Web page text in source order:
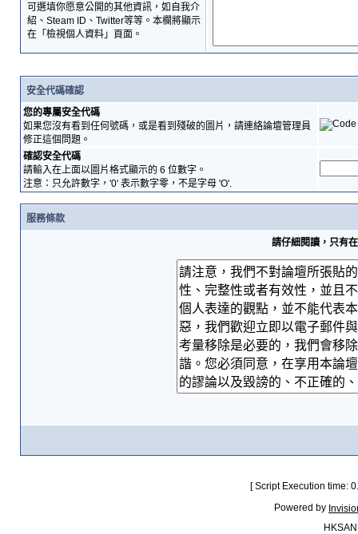
可選填你愿意公開的其他資訊，如自我介
紹、Steam ID、Twitter等等。本欄將顯示
在「檢視個人資料」頁面。
安全代碼確認
您的專屬安全代碼
如果您沒有看到任何號碼，或是看到殘破的圖片，請連絡論壇管理員
修正這個問題。
確認安全代碼
請輸入在上面以圖片格式顯示的 6 位數字。
注意：只允許數字，'0' 表示數字零，不是字母 'O'.
服務條款
請仔細閱讀，只有
[ Script Execution time:
Powered by